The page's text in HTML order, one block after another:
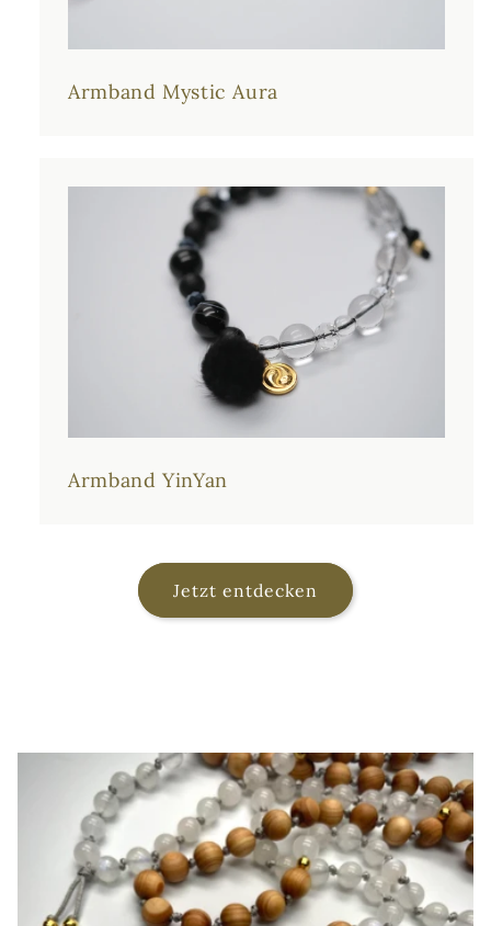
Armband Mystic Aura
Armband YinYan
Jetzt entdecken